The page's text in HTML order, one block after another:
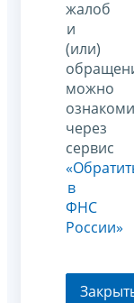
жалоб
и
(или)
можно
через
сервис
в
ФНС
России»